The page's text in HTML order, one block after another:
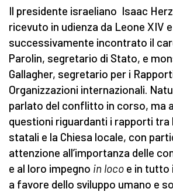
Il presidente israeliano Isaac
ricevuto in udienza da Leone XIV
successivamente incontrato il
Parolin, segretario di Stato, e
Gallagher, segretario per i
Organizzazioni internazionali.
parlato del conflitto in corso, ma
questioni riguardanti i rapporti tra
statali e la Chiesa locale, con
attenzione all’importanza delle
e al loro impegno in loco e in tutto
a favore dello sviluppo umano e